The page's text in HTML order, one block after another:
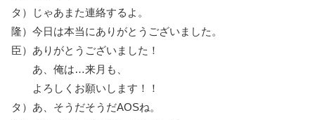
タ）じゃあまた連絡するよ。
隆）今日は本当にありがとうございました。
臣）ありがとうございました！
あ、俺は…来月も、
よろしくお願いします！！
タ）あ、そうだそうだAOSね。